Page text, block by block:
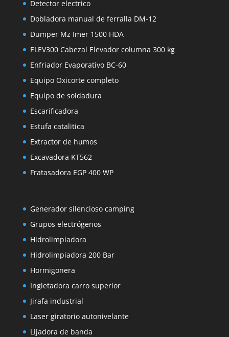
Detector electrico
Dobladora manual de ferralla DM-12
Dumper Mz Imer 1500 HDA
ELEV300 Cabezal Elevador columna 300 kg
Enfriador Evaporativo BC-60
Equipo Oxicorte completo
Equipo de soldadura
Escarificadora
Estufa catalitica
Extractor de humos
Excavadora KT562
Fratasadora EGP 400 WP
Generador silencioso camping
Grupos electrógenos
Hidrolimpiadora
Hidrolimpiadora 200 Bar
Hormigonera
Ingletadora carro superior
Jirafa industrial
Laser giratorio autonivelante
Lijadora de banda